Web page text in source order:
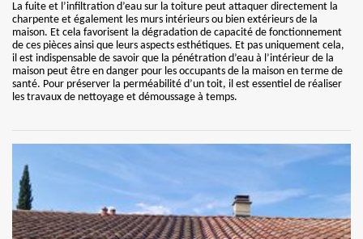
La fuite et l’infiltration d’eau sur la toiture peut attaquer directement la
charpente et également les murs intérieurs ou bien extérieurs de la
maison. Et cela favorisent la dégradation de capacité de fonctionnement
de ces pièces ainsi que leurs aspects esthétiques. Et pas uniquement cela,
il est indispensable de savoir que la pénétration d’eau à l’intérieur de la
maison peut être en danger pour les occupants de la maison en terme de
santé. Pour préserver la perméabilité d’un toit, il est essentiel de réaliser
les travaux de nettoyage et démoussage à temps.